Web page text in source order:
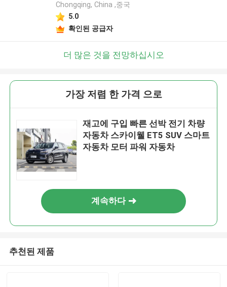
Chongqing, China ,중국
5.0
확인된 공급자
더 많은 것을 전망하십시오
가장 저렴 한 가격 으로
재고에 구입 빠른 선박 전기 차량
자동차 스카이웰 ET5 SUV 스마트
자동차 모터 파워 자동차
계속하다
추천된 제품